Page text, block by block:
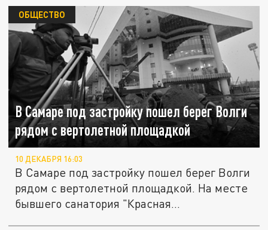
В Самаре под застройку пошел берег Волги
рядом с вертолетной площадкой
ОБЩЕСТВО
10 ДЕКАБРЯ 16:03
В Самаре под застройку пошел берег Волги
рядом с вертолетной площадкой. На месте
бывшего санатория "Красная...